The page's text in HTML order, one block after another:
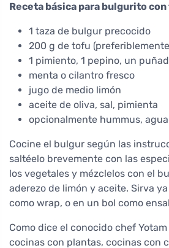
Receta básica para bulgurito
1 taza de bulgur precocido
200 g de tofu
1 pimiento, 1 pepino, un
menta o cilantro fresco
jugo de medio limón
aceite de oliva, sal, pimienta
opcionalmente hummus,
Cocine el bulgur según las
saltéelo brevemente con las
los vegetales y mézclelos con el
aderezo de limón y aceite. Sirva
como wrap, o en un bol como
Como dice el conocido chef
cocinas con plantas, cocinas con